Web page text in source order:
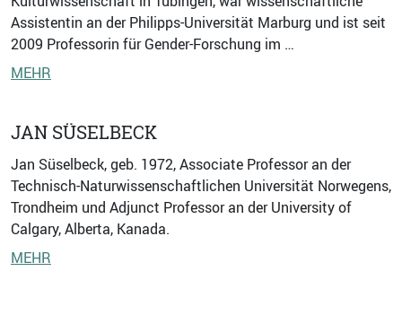
Assistentin an der Philipps-Universität Marburg und ist seit
2009 Professorin für Gender-Forschung im …
MEHR
JAN SÜSELBECK
Jan Süselbeck, geb. 1972, Associate Professor an der
Technisch-Naturwissenschaftlichen Universität Norwegens,
Trondheim und Adjunct Professor an der University of
Calgary, Alberta, Kanada.
MEHR